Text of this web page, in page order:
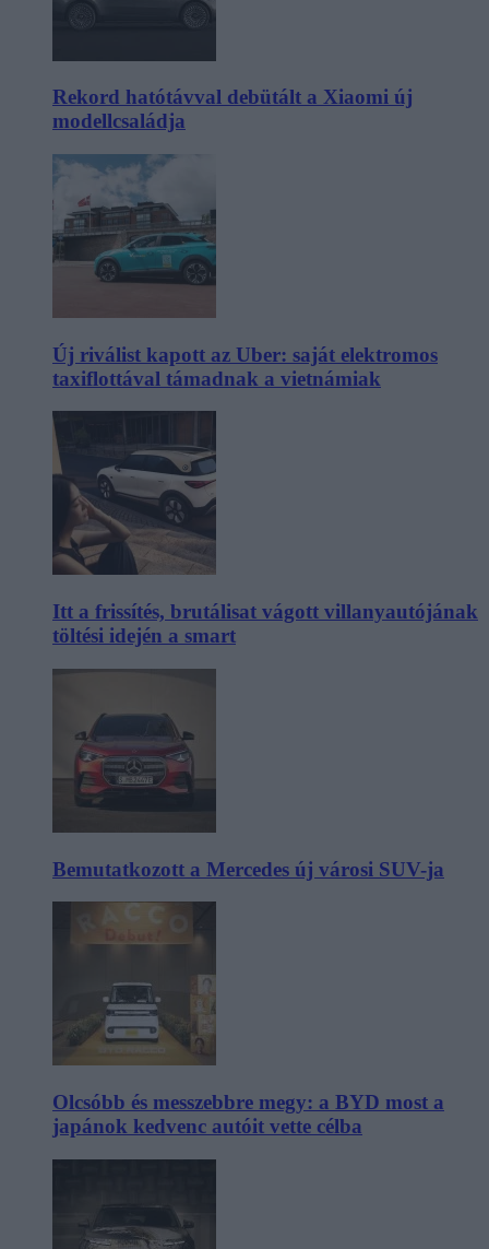
Rekord hatótávval debütált a Xiaomi új
modellcsaládja
Új riválist kapott az Uber: saját elektromos
taxiflottával támadnak a vietnámiak
Itt a frissítés, brutálisat vágott villanyautójának
töltési idején a smart
Bemutatkozott a Mercedes új városi SUV-ja
Olcsóbb és messzebbre megy: a BYD most a
japánok kedvenc autóit vette célba